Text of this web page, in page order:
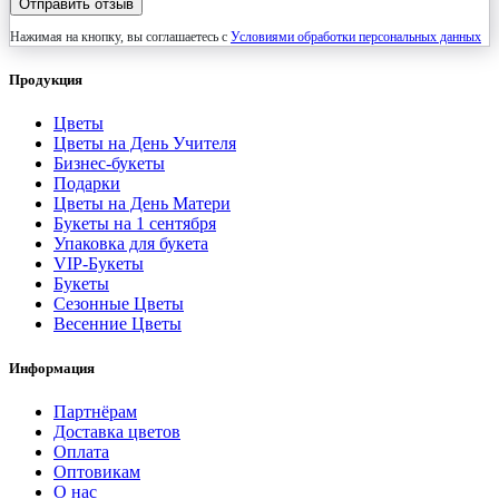
Отправить отзыв
Нажимая на кнопку, вы соглашаетесь с Условиями обработки персональных данных
Продукция
Цветы
Цветы на День Учителя
Бизнес-букеты
Подарки
Цветы на День Матери
Букеты на 1 сентября
Упаковка для букета
VIP-Букеты
Букеты
Сезонные Цветы
Весенние Цветы
Информация
Партнёрам
Доставка цветов
Оплата
Оптовикам
О нас